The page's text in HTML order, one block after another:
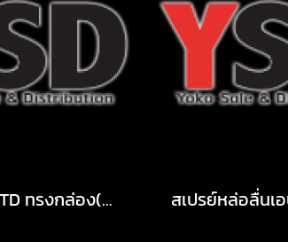
สวิงอาร์ม STD ทรงกล่อง(Box Pipe)